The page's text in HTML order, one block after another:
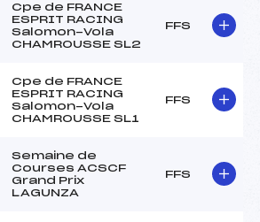
Cpe de FRANCE
ESPRIT RACING
Salomon-Vola
CHAMROUSSE SL2
FFS
Cpe de FRANCE
ESPRIT RACING
Salomon-Vola
CHAMROUSSE SL1
FFS
Semaine de
Courses ACSCF
Grand Prix
LAGUNZA
FFS